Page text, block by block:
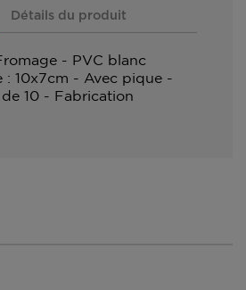
Détails du produit
- PVC blanc
: 10x7cm - Avec pique -
10 - Fabrication